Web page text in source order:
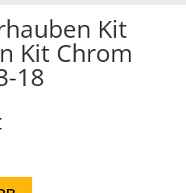
Kit
Kit Chrom
18